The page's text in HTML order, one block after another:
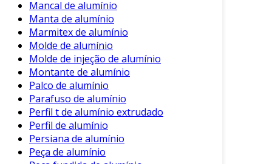
alumínio contribui para a eficiência
energética, sendo uma opção popular
nesse segmento.
Desafios e Considerações
Embora as carrocerias de alumínio apresentem
inúmeras vantagens, há desafios que devem
ser considerados. Por exemplo, a soldagem do
alumínio pode exigir técnicas específicas, uma
vez que o material se comporta de forma
diferente do aço.
Mancal de alumínio
Manta de alumínio
Marmitex de alumínio
Molde de alumínio
Molde de injeção de alumínio
Montante de alumínio
Palco de alumínio
Parafuso de alumínio
Perfil t de alumínio extrudado
Perfil de alumínio
Persiana de alumínio
Peça de alumínio